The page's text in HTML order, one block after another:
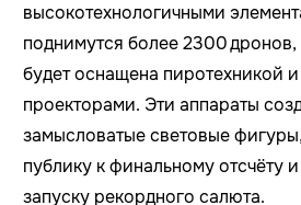
высокотехнологичными
поднимутся более 2300 дронов,
будет оснащена пиротехникой
проекторами. Эти аппараты
замысловатые световые
публику к финальному отсчёту
запуску рекордного салюта.